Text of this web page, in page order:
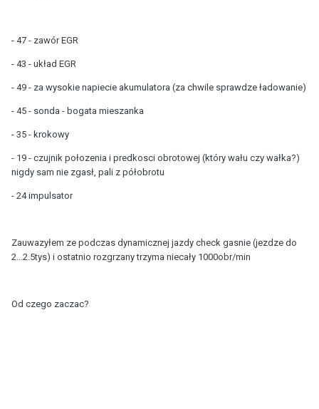
- 47 - zawór EGR
- 43 - układ EGR
- 49 - za wysokie napiecie akumulatora (za chwile sprawdze ładowanie)
- 45 - sonda - bogata mieszanka
- 35 - krokowy
- 19 - czujnik połozenia i predkosci obrotowej (który wału czy wałka?)
nigdy sam nie zgasł, pali z półobrotu
- 24 impulsator
Zauwazyłem ze podczas dynamicznej jazdy check gasnie (jezdze do
2...2.5tys) i ostatnio rozgrzany trzyma niecały 1000obr/min
Od czego zaczac?